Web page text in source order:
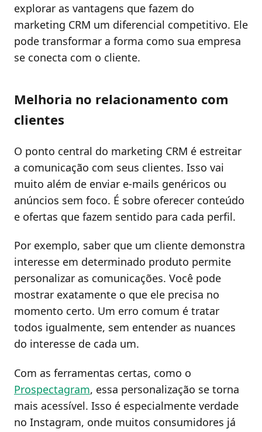
explorar as vantagens que fazem do
marketing CRM um diferencial competitivo. Ele
pode transformar a forma como sua empresa
se conecta com o cliente.
Melhoria no relacionamento com
clientes
O ponto central do marketing CRM é estreitar
a comunicação com seus clientes. Isso vai
muito além de enviar e-mails genéricos ou
anúncios sem foco. É sobre oferecer conteúdo
e ofertas que fazem sentido para cada perfil.
Por exemplo, saber que um cliente demonstra
interesse em determinado produto permite
personalizar as comunicações. Você pode
mostrar exatamente o que ele precisa no
momento certo. Um erro comum é tratar
todos igualmente, sem entender as nuances
do interesse de cada um.
Com as ferramentas certas, como o
Prospectagram, essa personalização se torna
mais acessível. Isso é especialmente verdade
no Instagram, onde muitos consumidores já